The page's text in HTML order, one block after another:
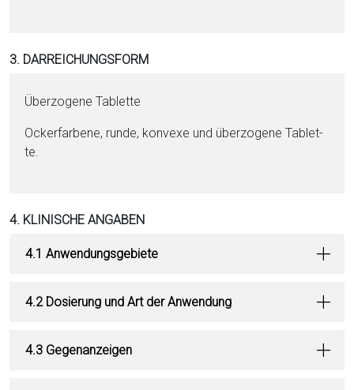
3. DARREICHUNGSFORM
Überzogene Ta­blet­te
Ockerfarbene, runde, konvexe und überzogene Ta­blet­
te.
4. KLINISCHE ANGABEN
4.1 Anwendungsgebiete
4.2 Dosierung und Art der Anwendung
4.3 Gegenanzeigen